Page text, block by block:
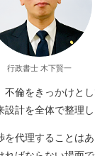
行政書士 木下賢一
不倫をきっかけと
計を全体で整理し
を代理することは